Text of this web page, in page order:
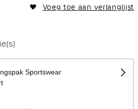
Voeg toe aan verlanglijst
Sportswear